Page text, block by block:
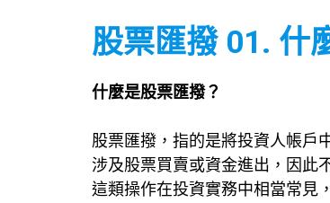
股票匯撥 01. 什
什麼是股票匯撥？
股票匯撥，指的是將投資人帳戶
涉及股票買賣或資金進出，因此
這類操作在投資實務中相當常見